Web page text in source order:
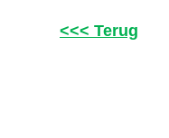
<<< Terug